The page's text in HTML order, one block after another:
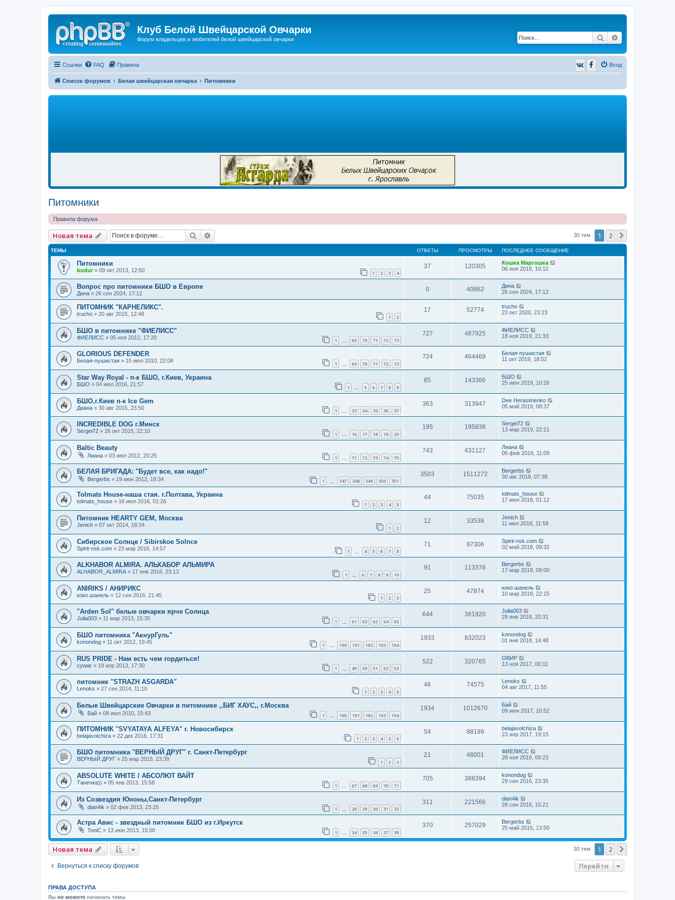
Клуб Белой Швейцарской Овчарки
Форум владельцев и любителей белой швейцарской овчарки Поиск
Ссылки FAQ Правила Вход
Список форумов Белая швейцарская овчарка Питомники
Питомники
Правила форума
Новая тема Поиск 30 тем 1 2
ТЕМЫ ОТВЕТЫ ПРОСМОТРЫ ПОСЛЕДНЕЕ СООБЩЕНИЕ
Питомники
budur» 09 окт 2013, 12:50 1 2 3 4
37 120305
Кошка Маргошка
06 ноя 2018, 10:12
Вопрос про питомники БШО в Европе
Дина » 26 сен 2024, 17:12
0 40862
Дина
26 сен 2024, 17:12
ПИТОМНИК "КАРНЕЛИКС".
trucho » 20 авг 2015, 12:48 1 2
17 52774
trucho
23 окт 2020, 23:23
БШО в питомнике "ФИЕЛИСС"
ФИЕЛИСС » 05 ноя 2012, 17:20 1 69 70 71 72 73
727 487925
ФИЕЛИСС
18 ноя 2019, 21:33
GLORIOUS DEFENDER
Белая-пушистая » 15 июл 2010, 22:08 1 69 70 71 72 73
724 464469
Белая-пушистая
11 окт 2019, 18:52
Star Way Royal - п-к БШО, г.Киев, Украина
БШО » 04 июл 2016, 21:57 1 … 5 6 7 8 9
85 143366
БШО
25 июн 2019, 10:26
БШО,г.Киев п-к Ice Gem
Диана » 30 авг 2015, 23:50 1 33 34 35 36 37
363 313947
Dee Herasimenko
05 май 2019, 08:37
INCREDIBLE DOG г.Минск
Sergei72 » 26 окт 2015, 22:10 1 … 16 17 18 19 20
195 195838
Sergei72
13 мар 2019, 22:21
Baltic Beauty
Лиана » 03 июл 2012, 20:25 1 … 71 72 73 74 75
743 431127
Лиана
06 фев 2019, 11:09
БЕЛАЯ БРИГАДА: "Будет все, как надо!"
Bergerbs » 19 июн 2012, 18:34 1 347 348 349 350 351
3503 1511272
Bergerbs
30 авг 2018, 07:38
Tolmats House-наша стая. г.Полтава, Украина
tolmats_house » 16 июл 2016, 01:26 1 2 3 4 5
44 75035
tolmats_house
17 июл 2018, 01:12
Питомник HEARTY GEM, Москва
Jenich » 07 окт 2014, 18:34 1 2
12 33538
Jenich
11 июл 2018, 11:58
Сибирское Солнце / Sibirskoe Solnce
Spirit-nsk.com » 23 мар 2016, 14:57 1 4 5 6 7 8
71 97306
Spirit-nsk.com
02 май 2018, 09:32
ALKHABOR ALMIRA. АЛЬХАБОР АЛЬМИРА
ALHABOR_ALMIRA » 17 янв 2016, 23:13 1 … 6 7 8 9 10
91 113378
Bergerbs
17 мар 2018, 09:00
ANIRIKS / АНИРИКС
коко шанель » 12 сен 2016, 21:45 1 2 3
25 47874
коко шанель
10 мар 2018, 22:15
"Arden Sol" белые овчарки ярче Солнца
Julia003 » 11 мар 2013, 15:35 1 61 62 63 64 65
644 361920
Julia003
29 янв 2018, 20:31
БШО питомника "АкнурГуль"
konondog » 11 окт 2012, 19:45 1 … 190 191 192 193 194
1933 832023
konondog
01 янв 2018, 14:48
RUS PRIDE - Нам есть чем гордиться!
cywar » 19 апр 2013, 17:30 1 49 50 51 52 53
522 320765
ОВИР
13 ноя 2017, 00:11
питомник "STRAZH ASGARDA"
Lenoks » 27 сен 2014, 11:10 1 2 3 4 5
46 74575
Lenoks
04 авг 2017, 11:55
Белые Швейцарские Овчарки в питомнике ,,БИГ ХАУС,, г.Москва
Бай » 08 июл 2010, 15:43 1 … 190 191 192 193 194
1934 1012670
Бай
09 июн 2017, 10:52
ПИТОМНИК "SVYATAYA ALFEYA" г. Новосибирск
belajavolchiza » 22 дек 2016, 17:31 1 2 3 4 5 6
54 88199
belajavolchiza
23 апр 2017, 19:15
БШО питомника "ВЕРНЫЙ ДРУГ" г. Санкт-Петербург
ВЕРНЫЙ ДРУГ » 25 мар 2015, 23:39 1 2 3
21 48001
ФИЕЛИСС
28 ноя 2016, 09:23
ABSOLUTE WHITE / АБСОЛЮТ ВАЙТ
Танечка)) » 05 янв 2013, 15:58 1 … 67 68 69 70 71
705 388394
konondog
29 сен 2016, 23:35
Из Созвездия Юноны,Санкт-Петербург
dian4ik » 02 фев 2013, 23:25 1 28 29 30 31 32
311 221566
dian4ik
28 сен 2016, 15:21
Астра Авис - звездный питомник БШО из г.Иркутск
ToniC » 13 июн 2013, 15:00 1 … 34 35 36 37 38
370 257029
Bergerbs
25 май 2015, 13:50
Новая тема 30 тем 1 2
Вернуться к списку форумов Перейти
ПРАВА ДОСТУПА
Вы не можете начинать темы